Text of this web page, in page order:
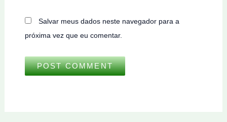
Salvar meus dados neste navegador para a
próxima vez que eu comentar.